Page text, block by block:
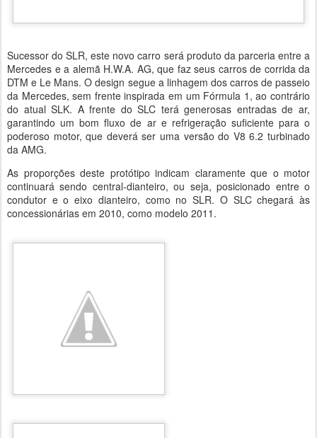
Sucessor do SLR, este novo carro será produto da parceria entre a
Mercedes e a alemã H.W.A. AG, que faz seus carros de corrida da
DTM e Le Mans. O design segue a linhagem dos carros de passeio
da Mercedes, sem frente inspirada em um Fórmula 1, ao contrário
do atual SLK. A frente do SLC terá generosas entradas de ar,
garantindo um bom fluxo de ar e refrigeração suficiente para o
poderoso motor, que deverá ser uma versão do V8 6.2 turbinado
da AMG.
As proporções deste protótipo indicam claramente que o motor
continuará sendo central-dianteiro, ou seja, posicionado entre o
condutor e o eixo dianteiro, como no SLR. O SLC chegará às
concessionárias em 2010, como modelo 2011.